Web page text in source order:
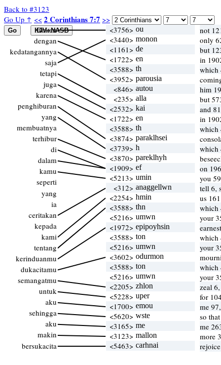
Back to #3123
Go Up ↑ << 2 Corinthians 7:7 >>
Bukan
dengan
kedatangannya
saja
tetapi
juga
karena
penghiburan
yang
membuatnya
terhibur
di
dalam
kamu
seperti
yang
ia
ceritakan
kepada
kami
tentang
kerinduanmu
dukacitamu
semangatmu
untuk
aku
sehingga
aku
makin
bersukacita
<3756> ou
not
<3440> monon
only
<1161> de
but
<1722> en
in
<3588> th
which
<3952> parousia
<846> autou
him
<235> alla
but
<2532> kai
and
<1722> en
in
<3588> th
which
<3874> paraklhsei
<3739> h
which
<3870> pareklhyh
<1909> ef
on
<5213> umin
you
<312> anaggellwn
tell 6,
<2254> hmin
us
<3588> thn
which
<5216> umwn
your
<1972> epipoyhsin
<3588> ton
which
<5216> umwn
your
<3602> odurmon
<3588> ton
which
<5216> umwn
your
<2205> zhlon
zeal
<5228> uper
for
<1700> emou
me
<5620> wste
so
<3165> me
me
<3123> mallon
more
<5463> carhnai